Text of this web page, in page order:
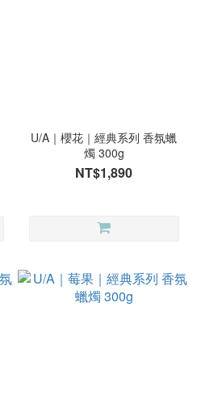
U/A｜櫻花｜經典系列 香氛蠟
燭 300g
NT$1,890